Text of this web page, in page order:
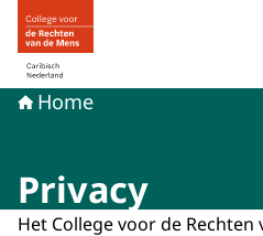
Naar de homepage van
Home
Privacy
Het College voor de